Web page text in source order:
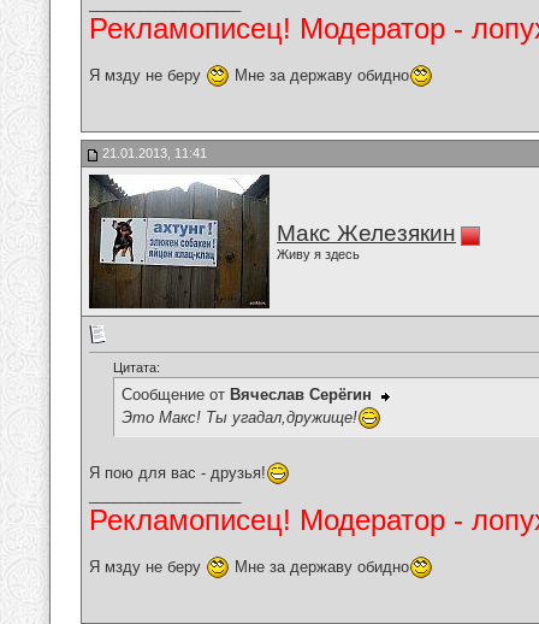
Рекламописец! Модератор -
Я мзду не беру Мне за державу обидно
21.01.2013, 11:41
Макс Железякин
Живу я здесь
Цитата:
Сообщение от Вячеслав Серёгин
Это Макс! Ты угадал,дружище!
Я пою для вас - друзья!
Рекламописец! Модератор -
Я мзду не беру Мне за державу обидно